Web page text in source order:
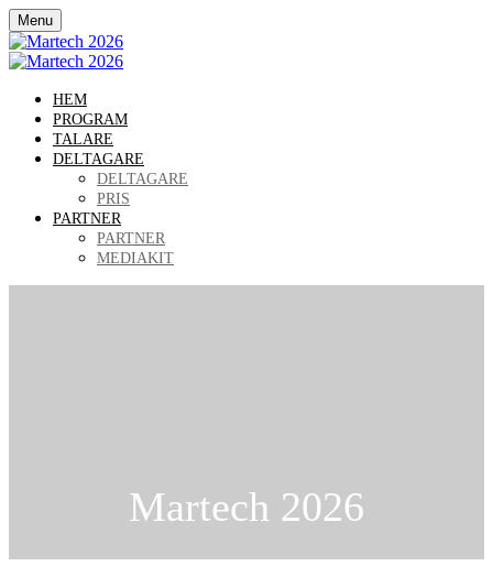
Menu
HEM
PROGRAM
TALARE
DELTAGARE
DELTAGARE
PRIS
PARTNER
PARTNER
MEDIAKIT
Martech 2026